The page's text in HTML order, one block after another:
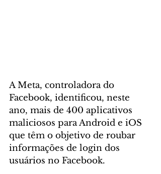
A Meta, controladora do
Facebook, identificou, neste
ano, mais de 400 aplicativos
maliciosos para Android e iOS
que têm o objetivo de roubar
informações de login dos
usuários no Facebook.